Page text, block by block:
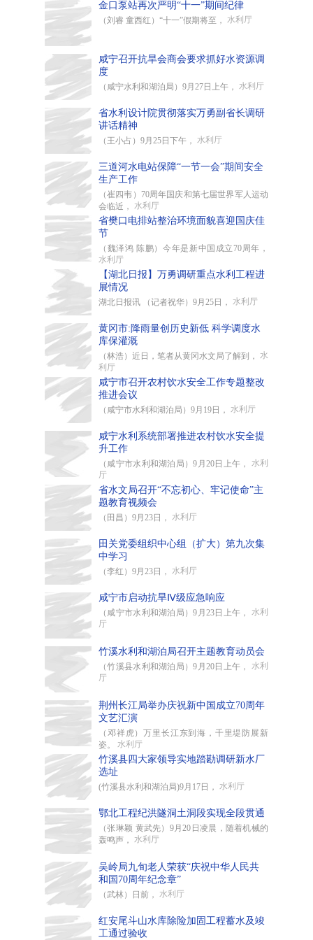
金口泵站再次严明“十一”期间纪律
（刘睿 童西红）“十一”假期将至， 水利厅
咸宁召开抗旱会商会要求抓好水资源调
度
（咸宁水利和湖泊局）9月27日上午， 水利厅
省水利设计院贯彻落实万勇副省长调研
讲话精神
（王小占）9月25日下午， 水利厅
三道河水电站保障“一节一会”期间安全
生产工作
（崔四韦）70周年国庆和第七届世界军人运动
会临近， 水利厅
省樊口电排站整治环境面貌喜迎国庆佳
节
（魏泽鸿 陈鹏）今年是新中国成立70周年，
水利厅
【湖北日报】万勇调研重点水利工程进
展情况
湖北日报讯 （记者祝华）9月25日， 水利厅
黄冈市:降雨量创历史新低 科学调度水
库保灌溉
（林浩）近日，笔者从黄冈水文局了解到， 水
利厅
咸宁市召开农村饮水安全工作专题整改
推进会议
（咸宁市水利和湖泊局）9月19日， 水利厅
咸宁水利系统部署推进农村饮水安全提
升工作
（咸宁市水利和湖泊局）9月20日上午， 水利
厅
省水文局召开“不忘初心、牢记使命”主
题教育视频会
（田昌）9月23日， 水利厅
田关党委组织中心组（扩大）第九次集
中学习
（李红）9月23日， 水利厅
咸宁市启动抗旱Ⅳ级应急响应
（咸宁市水利和湖泊局）9月23日上午， 水利
厅
竹溪水利和湖泊局召开主题教育动员会
（竹溪县水利和湖泊局）9月20日上午， 水利
厅
荆州长江局举办庆祝新中国成立70周年
文艺汇演
（邓祥虎）万里长江东到海，千里堤防展新
姿。 水利厅
竹溪县四大家领导实地踏勘调研新水厂
选址
(竹溪县水利和湖泊局)9月17日， 水利厅
鄂北工程纪洪隧洞土洞段实现全段贯通
（张琳颖 黄武先）9月20日凌晨，随着机械的
轰鸣声， 水利厅
吴岭局九旬老人荣获“庆祝中华人民共
和国70周年纪念章”
（武林）日前， 水利厅
红安尾斗山水库除险加固工程蓄水及竣
工通过验收